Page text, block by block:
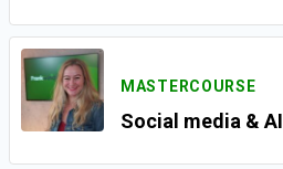
MASTERCOURSE
Social media & AI